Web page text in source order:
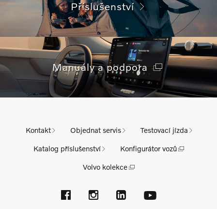
Příslušenství
Manuály a podpora
Kontakt Objednat servis Testovací jízda
Katalog příslušenství Konfigurátor vozů
Volvo kolekce